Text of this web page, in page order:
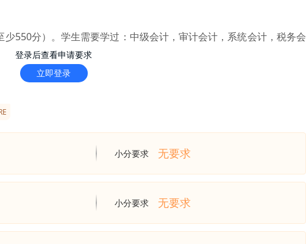
登录后查看申请要求
立即登录
550分）。学生需要学过：中级会计，审计会计，系统会计，税务会
小分要求 无要求
小分要求 无要求